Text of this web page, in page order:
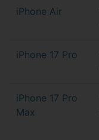
iPhone Air
iPhone 17 Pro
iPhone 17 Pro
Max